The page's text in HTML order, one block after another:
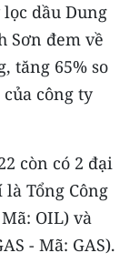
dầu Dung
Sơn đem về
tăng 65% so
công ty
còn có 2 đại
Tổng Công
OIL) và
- Mã: GAS).